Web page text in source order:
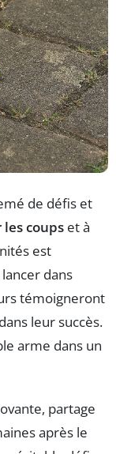
de défis et
les coups et à
est
dans
témoigneront
dans leur succès.
arme dans un
partage
après le